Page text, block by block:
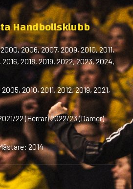
Handbollsklubb
2006, 2007, 2009, 2010, 2011,
2016, 2018, 2019, 2022, 2023, 2024,
2010, 2011, 2012, 2019, 2021,
22 (Herrar) 2022/23 (Damer)
2014